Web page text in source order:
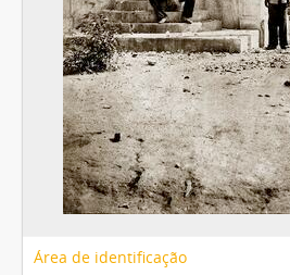
Área de identificação